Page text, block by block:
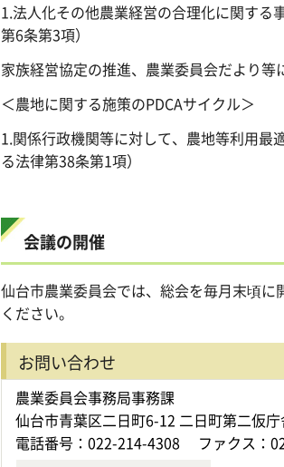
1.法人化その他農業経営の合理化に関す
第6条第3項）
家族経営協定の推進、農業委員会だより
＜農地に関する施策のPDCAサイクル＞
1.関係行政機関等に対して、農地等利用
る法律第38条第1項）
会議の開催
仙台市農業委員会では、総会を毎月末頃
ください。
お問い合わせ
農業委員会事務局事務課
仙台市青葉区二日町6-12 二日町第二仮
電話番号：022-214-4308
ファクス：